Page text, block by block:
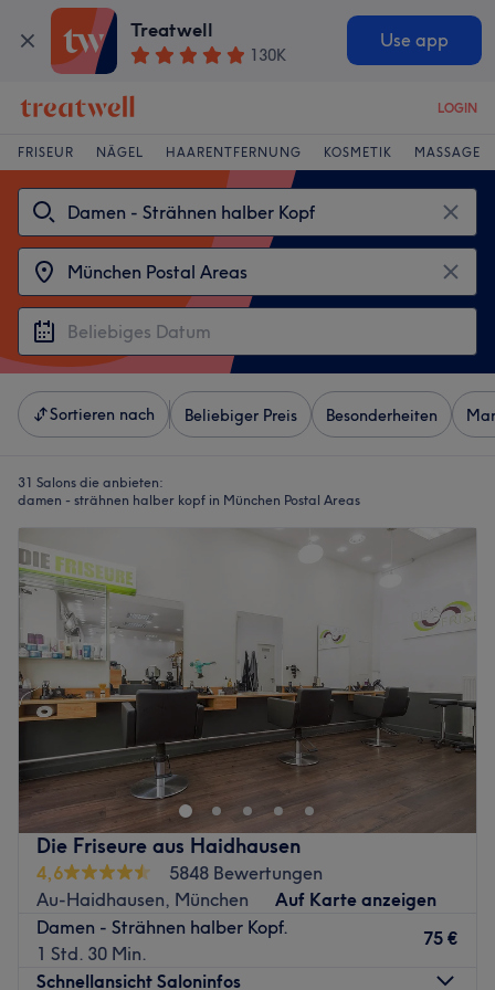
Treatwell
130K
Use app
LOGIN
FRISEUR NÄGEL HAARENTFERNUNG KOSMETIK MASSAGE
Sortieren nach Beliebiger Preis Besonderheiten
31 Salons die anbieten:
damen - strähnen halber kopf in München Postal Areas
Die Friseure aus Haidhausen
4,6
5848 Bewertungen
Au-Haidhausen, München
Auf Karte anzeigen
Damen - Strähnen halber Kopf.
1 Std. 30 Min.
75 €
Schnellansicht Saloninfos